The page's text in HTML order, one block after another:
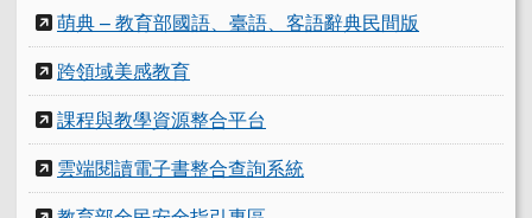
萌典 – 教育部國語、臺語、客語辭典民間版
跨領域美感教育
課程與教學資源整合平台
雲端閱讀電子書整合查詢系統